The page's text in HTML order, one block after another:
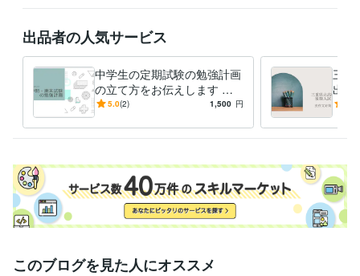
出品者の人気サービス
中学生の定期試験の勉強計画
の立て方をお伝えします な
りたい自分を目指して計画的
5.0(2) 1,500 円
三重
出題
英語
このブログを見た人にオススメ